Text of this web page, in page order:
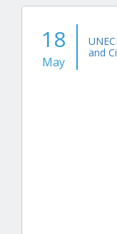
18
May
and